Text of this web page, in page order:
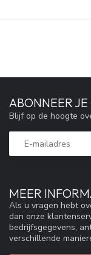
MEER
Als u vragen hebt
dan onze
bedrijfsgegevens,
verschillende
ABONNEER
Blijf op de hoogte